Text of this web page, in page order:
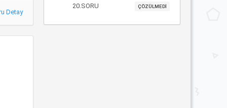
Detay
20.SORU ÇÖZÜLMEDİ